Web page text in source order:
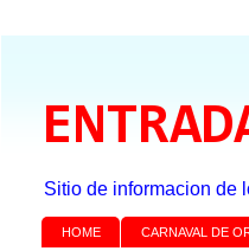
Sitio de informacion de
HOME CARNAVAL DE